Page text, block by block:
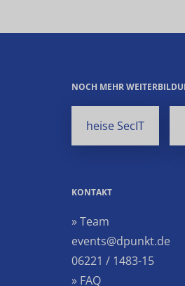
NOCH MEHR
heise SecIT
KONTAKT
» Team
events@dpunkt.de
06221 / 1483-15
» FAQ